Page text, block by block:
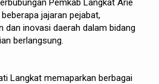
Pemkab Langkat Arie
beberapa jajaran pejabat,
dan inovasi daerah dalam bidang
berlangsung.
Langkat memaparkan berbagai